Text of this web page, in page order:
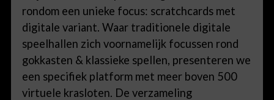
rondom een unieke focus: scratchcards met
digitale variant. Waar traditionele digitale
speelhallen zich voornamelijk focussen rond
gokkasten & klassieke spellen, presenteren we
een specifiek platform met meer boven 500
virtuele krasloten. De verzameling